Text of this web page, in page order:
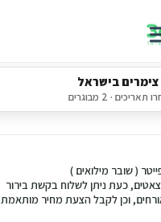
צימרים בישראל
תאריכים · 2 מבוגרים
( שובר מילואים )
כעת ניתן לשלוח בקשת בירור
וכן לקבל הצעת מחיר מותאמת